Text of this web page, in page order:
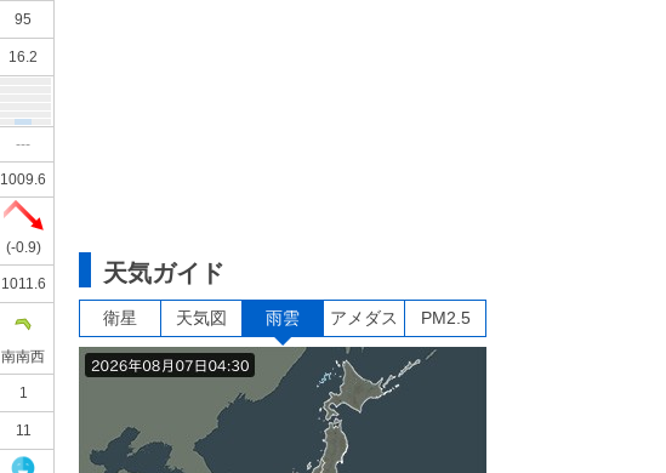
95
16.2
---
1009.6
(-0.9)
1011.6
南南西
1
11
天気ガイド
衛星 天気図 雨雲 アメダス PM2.5